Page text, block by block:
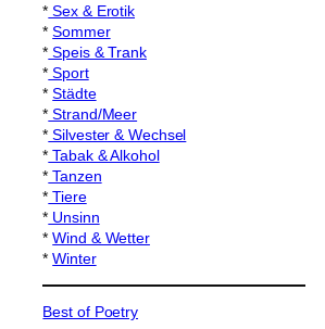
* Sex & Erotik
*Sommer
* Speis & Trank
* Sport
*Städte
* Strand/Meer
* Silvester & Wechsel
* Tabak & Alkohol
* Tanzen
* Tiere
* Unsinn
*Wind & Wetter
*Winter
Best of Poetry